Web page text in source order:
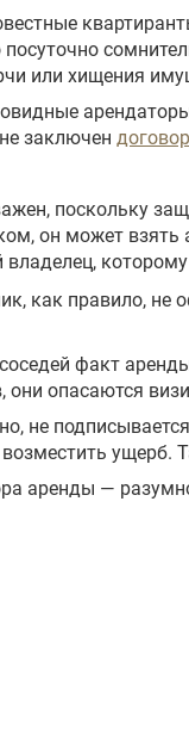
или хищения
заключен
поскольку
он может
как правило,
факт
опасаются
не
ущерб.
аренды —